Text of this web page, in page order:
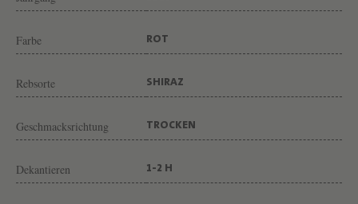
N
E
D
E
T
O
R
Farbe ROT
Rebsorte SHIRAZ
Geschmacksrichtung TROCKEN
Dekantieren 1-2 H